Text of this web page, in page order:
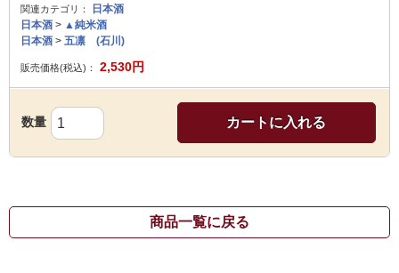
関連カテゴリ：
日本酒
日本酒 > ▲純米酒
日本酒 > 五凛 (石川)
販売価格(税込)： 2,530円
数量 カートに入れる
商品一覧に戻る